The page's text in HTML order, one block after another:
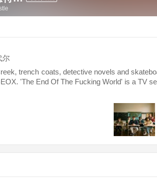
尔
trench coats, detective novels and
'The End Of The Fucking World' is a TV